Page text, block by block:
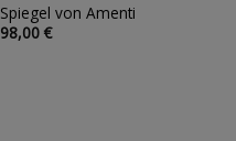
Spiegel von Amenti
98,00 €